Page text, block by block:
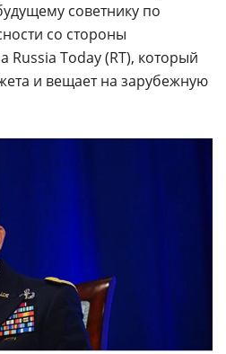
советнику по
со стороны
Russia Today (RT), который
и вещает на зарубежную